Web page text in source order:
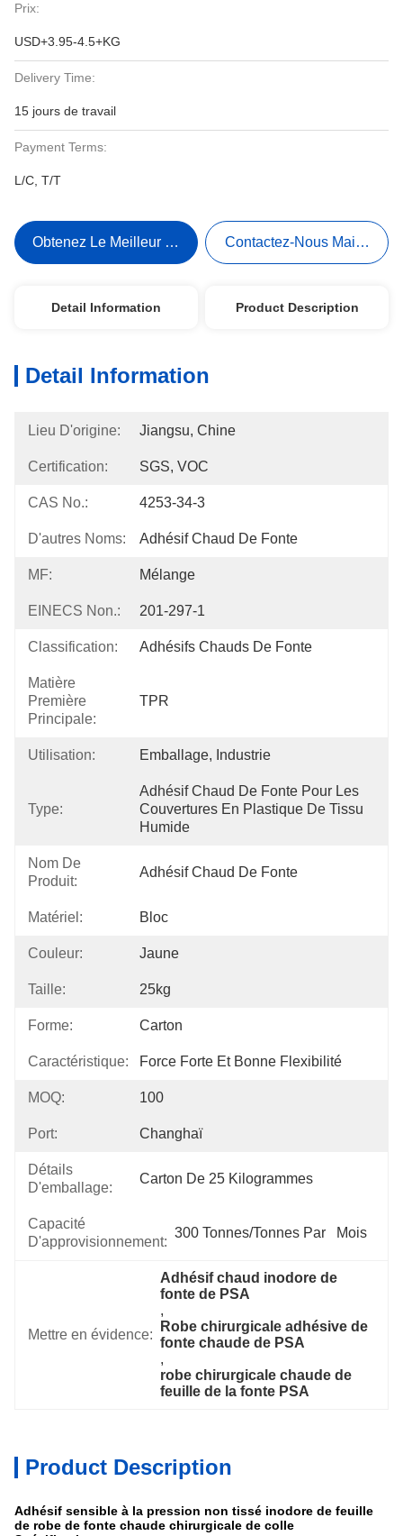
Prix:
USD+3.95-4.5+KG
Delivery Time:
15 jours de travail
Payment Terms:
L/C, T/T
Obtenez Le Meilleur Prix Contactez-Nous Maintenant
Detail Information Product Description
Detail Information
Lieu D'origine: Jiangsu, Chine
Certification: SGS, VOC
CAS No.: 4253-34-3
D'autres Noms: Adhésif Chaud De Fonte
MF: Mélange
EINECS Non.: 201-297-1
Classification: Adhésifs Chauds De Fonte
Matière
Première
Principale:
TPR
Utilisation: Emballage, Industrie
Type:
Adhésif Chaud De Fonte Pour Les
Couvertures En Plastique De Tissu
Humide
Nom De
Produit:
Adhésif Chaud De Fonte
Matériel: Bloc
Couleur: Jaune
Taille: 25kg
Forme: Carton
Caractéristique: Force Forte Et Bonne Flexibilité
MOQ: 100
Port: Changhaï
Détails
D'emballage:
Carton De 25 Kilogrammes
Capacité
D'approvisionnement:
300 Tonnes/tonnes Par   Mois
Mettre en évidence:
Adhésif chaud inodore de
fonte de PSA
,
Robe chirurgicale adhésive de
fonte chaude de PSA
,
robe chirurgicale chaude de
feuille de la fonte PSA
Product Description
Adhésif sensible à la pression non tissé inodore de feuille
de robe de fonte chaude chirurgicale de colle